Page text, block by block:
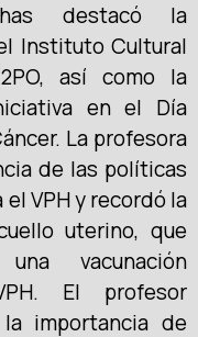
destacó la
Instituto Cultural
así como la
en el Día
La profesora
de las políticas
VPH y recordó la
uterino, que
vacunación
El profesor
importancia de